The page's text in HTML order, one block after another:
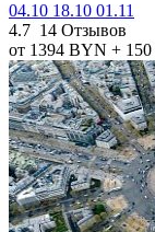
04.10 18.10 01.11
4.7 14 Отзывов
от 1394 BYN + 150